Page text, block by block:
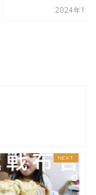
2024年12